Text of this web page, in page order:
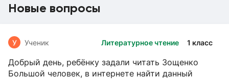
Новые вопросы
Литературное чтение 1 класс
У Ученик
Добрый день, ребёнку задали читать Зощенко
Большой человек, в интернете найти данный